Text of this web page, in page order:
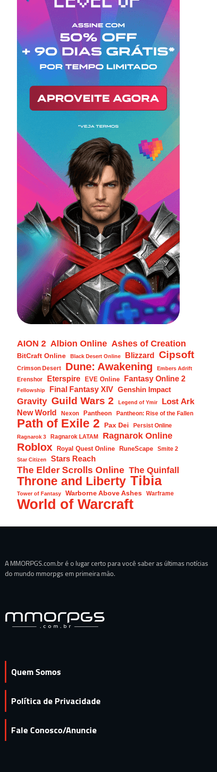
AION 2 Albion Online Ashes of Creation
BitCraft Online Black Desert Online Blizzard Cipsoft
Crimson Desert Dune: Awakening Embers Adrift
Erenshor Eterspire EVE Online Fantasy Online 2
Fellowship Final Fantasy XIV Genshin Impact
Gravity Guild Wars 2 Legend of Ymir Lost Ark
New World Nexon Pantheon Pantheon: Rise of the Fallen
Path of Exile 2 Pax Dei Persist Online
Ragnarok 3 Ragnarok LATAM Ragnarok Online
Roblox Royal Quest Online RuneScape Smite 2
Star Citizen Stars Reach
The Elder Scrolls Online The Quinfall
Throne and Liberty Tibia
Tower of Fantasy Warborne Above Ashes Warframe
World of Warcraft
A MMORPGS.com.br é o lugar certo para você saber as últimas notícias
do mundo mmorpgs em primeira mão.
Quem Somos
Política de Privacidade
Fale Conosco/Anuncie